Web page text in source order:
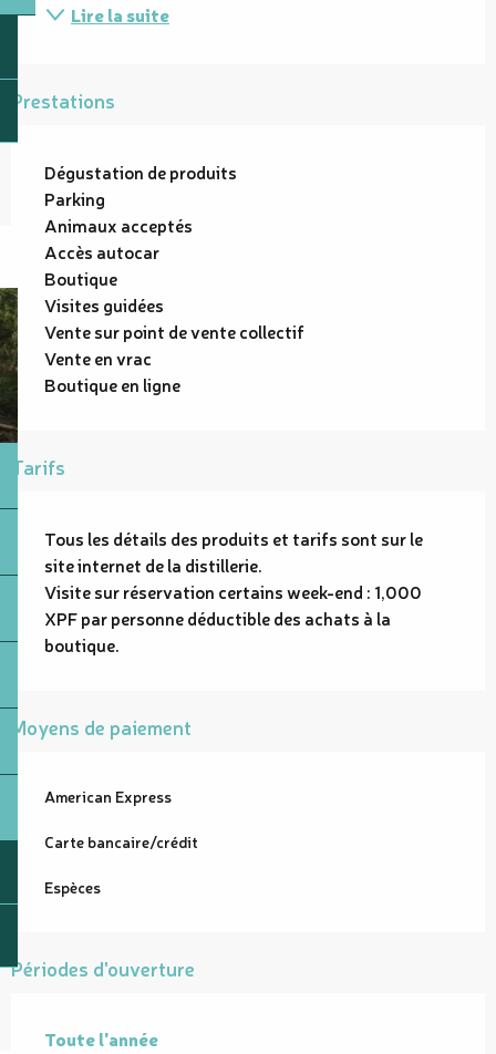
Lire la suite
Prestations
Dégustation de produits
Parking
Animaux acceptés
Accès autocar
Boutique
Visites guidées
Vente sur point de vente collectif
Vente en vrac
Boutique en ligne
Tarifs
Tous les détails des produits et tarifs sont sur le
site internet de la distillerie.
Visite sur réservation certains week-end : 1,000
XPF par personne déductible des achats à la
boutique.
Moyens de paiement
American Express
Carte bancaire/crédit
Espèces
Périodes d'ouverture
Toute l'année
Toute l'année